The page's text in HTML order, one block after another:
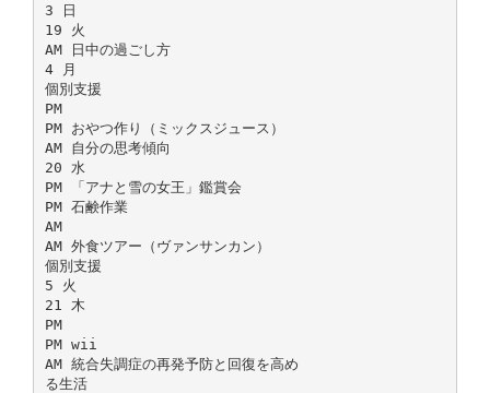
3 日
19 火
AM 日中の過ごし方
4 月
個別支援
PM
PM おやつ作り（ミックスジュース）
AM 自分の思考傾向
20 水
PM 「アナと雪の女王」鑑賞会
PM 石鹸作業
AM
AM 外食ツアー（ヴァンサンカン）
個別支援
5 火
21 木
PM
PM wii
AM 統合失調症の再発予防と回復を高め
る生活